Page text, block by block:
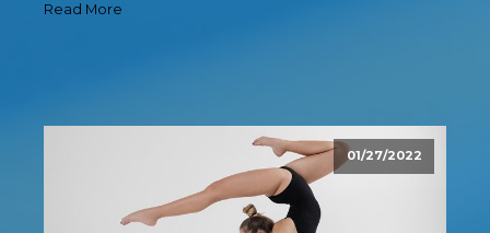
Read More
01/27/2022